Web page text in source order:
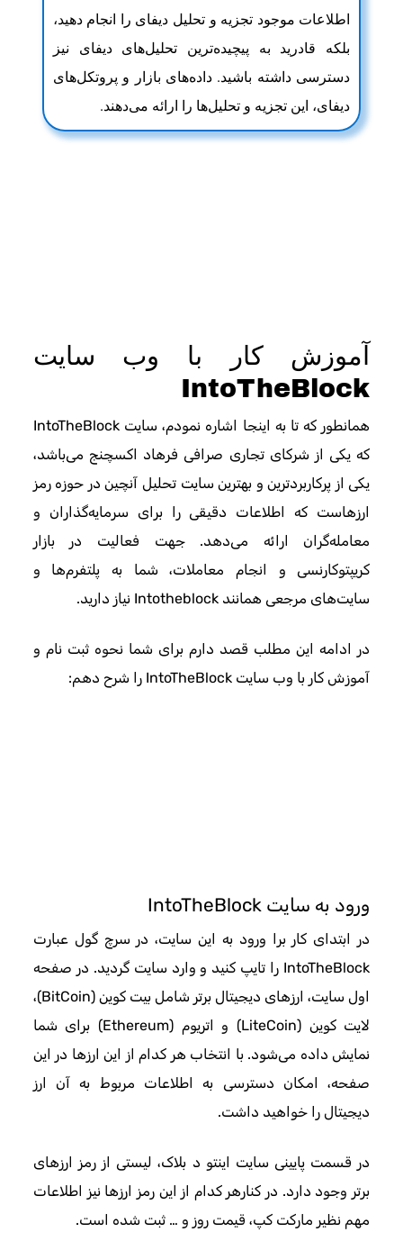
اطلاعات موجود تجزیه و تحلیل دیفای را انجام دهید،
بلکه قادرید به پیچیده‌ترین تحلیل‌های دیفای نیز
دسترسی داشته باشید. داده‌های بازار و پروتکل‌های
دیفای، این تجزیه و تحلیل‌ها را ارائه می‌دهند.
آموزش کار با وب سایت
IntoTheBlock
همانطور که تا به اینجا اشاره نمودم، سایت IntoTheBlock
که یکی از شرکای تجاری صرافی فرهاد اکسچنج می‌باشد،
یکی از پرکاربردترین و بهترین سایت تحلیل آنچین در حوزه رمز
ارزهاست که اطلاعات دقیقی را برای سرمایه‌گذاران و
معامله‌گران ارائه می‌دهد. جهت فعالیت در بازار
کریپتوکارنسی و انجام معاملات، شما به پلتفرم‌ها و
سایت‌های مرجعی همانند Intotheblock نیاز دارید.
در ادامه این مطلب قصد دارم برای شما نحوه ثبت نام و
آموزش کار با وب سایت IntoTheBlock را شرح دهم:
ورود به سایت IntoTheBlock
در ابتدای کار برا ورود به این سایت، در سرچ گول عبارت
IntoTheBlock را تایپ کنید و وارد سایت گردید. در صفحه
اول سایت، ارزهای دیجیتال برتر شامل بیت کوین (BitCoin)،
لایت کوین (LiteCoin) و اتریوم (Ethereum) برای شما
نمایش داده می‌شود. با انتخاب هر کدام از این ارزها در این
صفحه، امکان دسترسی به اطلاعات مربوط به آن ارز
دیجیتال را خواهید داشت.
در قسمت پایینی سایت اینتو د بلاک، لیستی از رمز ارزهای
برتر وجود دارد. در کنارهر کدام از این رمز ارزها نیز اطلاعات
مهم نظیر مارکت کپ، قیمت روز و … ثبت شده است.